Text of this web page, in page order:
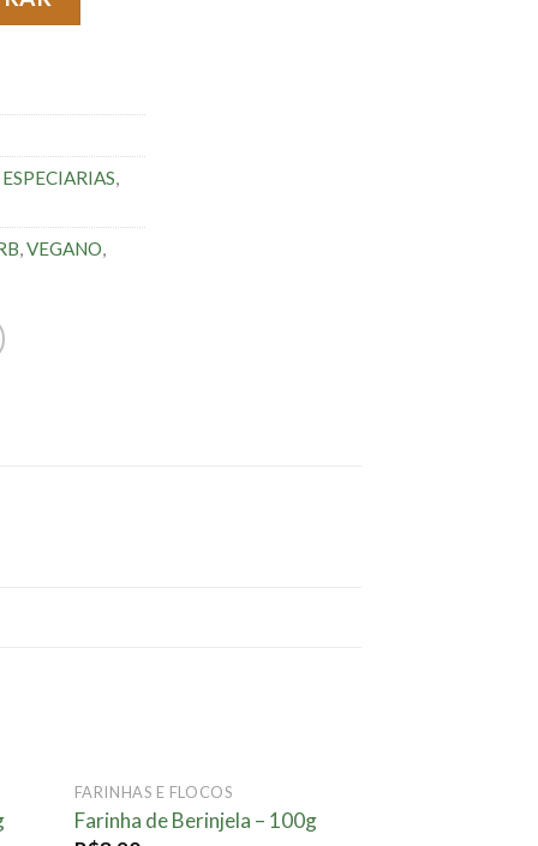
,
,VEGANO,
Adicionar
à lista.
FARINHAS E FLOCOS
Farinha de Berinjela – 100g